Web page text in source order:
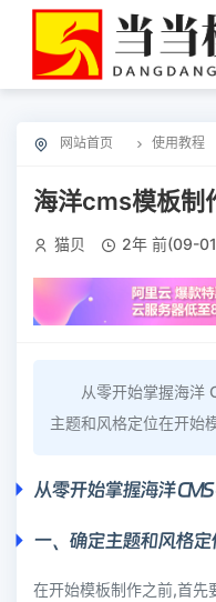
网站首页 使用教程
海洋cms模板制
猫贝 2年 前(09-
从零开始掌握海洋
主题和风格定位在开始
从零开始掌握海洋
一、确定主题和风格定
在开始模板制作之前,首先